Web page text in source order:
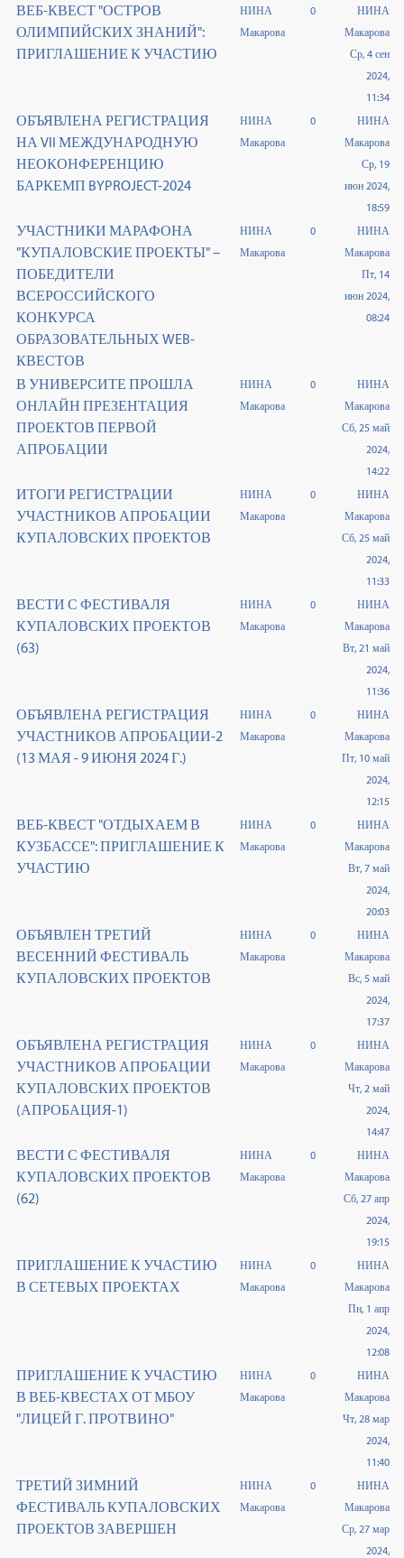
ВЕБ-КВЕСТ "ОСТРОВ
ОЛИМПИЙСКИХ ЗНАНИЙ":
ПРИГЛАШЕНИЕ К УЧАСТИЮ
НИНА
Макарова
0
НИНА
Макарова
Ср, 4 сен
2024,
11:34
ОБЪЯВЛЕНА РЕГИСТРАЦИЯ
НА VII МЕЖДУНАРОДНУЮ
НЕОКОНФЕРЕНЦИЮ
БАРКЕМП BYPROJECT-2024
НИНА
Макарова
0
НИНА
Макарова
Ср, 19
июн 2024,
18:59
УЧАСТНИКИ МАРАФОНА
"КУПАЛОВСКИЕ ПРОЕКТЫ" –
ПОБЕДИТЕЛИ
ВСЕРОССИЙСКОГО
КОНКУРСА
ОБРАЗОВАТЕЛЬНЫХ WEB-
КВЕСТОВ
НИНА
Макарова
0
НИНА
Макарова
Пт, 14
июн 2024,
08:24
В УНИВЕРСИТЕ ПРОШЛА
ОНЛАЙН ПРЕЗЕНТАЦИЯ
ПРОЕКТОВ ПЕРВОЙ
АПРОБАЦИИ
НИНА
Макарова
0
НИНА
Макарова
Сб, 25 май
2024,
14:22
ИТОГИ РЕГИСТРАЦИИ
УЧАСТНИКОВ АПРОБАЦИИ
КУПАЛОВСКИХ ПРОЕКТОВ
НИНА
Макарова
0
НИНА
Макарова
Сб, 25 май
2024,
11:33
ВЕСТИ С ФЕСТИВАЛЯ
КУПАЛОВСКИХ ПРОЕКТОВ
(63)
НИНА
Макарова
0
НИНА
Макарова
Вт, 21 май
2024,
11:36
ОБЪЯВЛЕНА РЕГИСТРАЦИЯ
УЧАСТНИКОВ АПРОБАЦИИ-2
(13 МАЯ - 9 ИЮНЯ 2024 Г.)
НИНА
Макарова
0
НИНА
Макарова
Пт, 10 май
2024,
12:15
ВЕБ-КВЕСТ "ОТДЫХАЕМ В
КУЗБАССЕ": ПРИГЛАШЕНИЕ К
УЧАСТИЮ
НИНА
Макарова
0
НИНА
Макарова
Вт, 7 май
2024,
20:03
ОБЪЯВЛЕН ТРЕТИЙ
ВЕСЕННИЙ ФЕСТИВАЛЬ
КУПАЛОВСКИХ ПРОЕКТОВ
НИНА
Макарова
0
НИНА
Макарова
Вс, 5 май
2024,
17:37
ОБЪЯВЛЕНА РЕГИСТРАЦИЯ
УЧАСТНИКОВ АПРОБАЦИИ
КУПАЛОВСКИХ ПРОЕКТОВ
(АПРОБАЦИЯ-1)
НИНА
Макарова
0
НИНА
Макарова
Чт, 2 май
2024,
14:47
ВЕСТИ С ФЕСТИВАЛЯ
КУПАЛОВСКИХ ПРОЕКТОВ
(62)
НИНА
Макарова
0
НИНА
Макарова
Сб, 27 апр
2024,
19:15
ПРИГЛАШЕНИЕ К УЧАСТИЮ
В СЕТЕВЫХ ПРОЕКТАХ
НИНА
Макарова
0
НИНА
Макарова
Пн, 1 апр
2024,
12:08
ПРИГЛАШЕНИЕ К УЧАСТИЮ
В ВЕБ-КВЕСТАХ ОТ МБОУ
"ЛИЦЕЙ Г. ПРОТВИНО"
НИНА
Макарова
0
НИНА
Макарова
Чт, 28 мар
2024,
11:40
ТРЕТИЙ ЗИМНИЙ
ФЕСТИВАЛЬ КУПАЛОВСКИХ
ПРОЕКТОВ ЗАВЕРШЕН
НИНА
Макарова
0
НИНА
Макарова
Ср, 27 мар
2024,